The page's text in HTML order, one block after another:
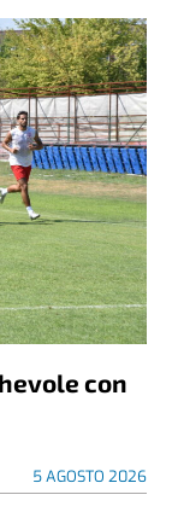
con
5 AGOSTO 2026